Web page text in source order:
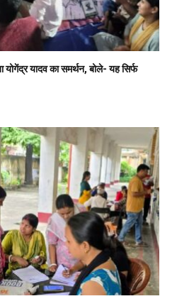
यादव का समर्थन, बोले- यह सिर्फ